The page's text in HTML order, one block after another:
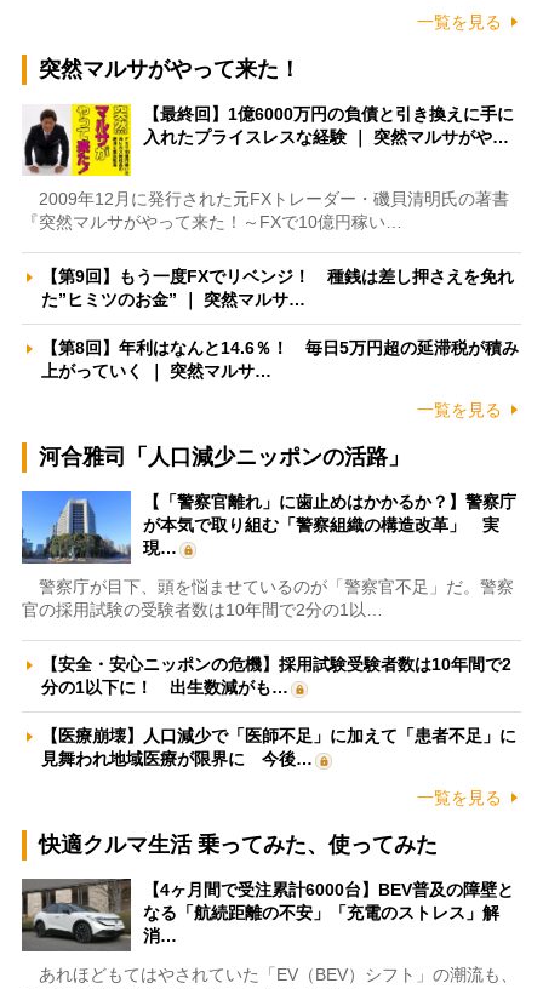
一覧を見る
突然マルサがやって来た！
【最終回】1億6000万円の負債と引き換えに手に
入れたプライスレスな経験 ｜ 突然マルサがや…
2009年12月に発行された元FXトレーダー・磯貝清明氏の著書
『突然マルサがやって来た！～FXで10億円稼い…
【第9回】もう一度FXでリベンジ！ 種銭は差し押さえを免れ
た”ヒミツのお金” ｜ 突然マルサ…
【第8回】年利はなんと14.6％！ 毎日5万円超の延滞税が積み
上がっていく ｜ 突然マルサ…
一覧を見る
河合雅司「人口減少ニッポンの活路」
【「警察官離れ」に歯止めはかかるか？】警察庁
が本気で取り組む「警察組織の構造改革」 実
現…
警察庁が目下、頭を悩ませているのが「警察官不足」だ。警察
官の採用試験の受験者数は10年間で2分の1以…
【安全・安心ニッポンの危機】採用試験受験者数は10年間で2
分の1以下に！ 出生数減がも…
【医療崩壊】人口減少で「医師不足」に加えて「患者不足」に
見舞われ地域医療が限界に 今後…
一覧を見る
快適クルマ生活 乗ってみた、使ってみた
【4ヶ月間で受注累計6000台】BEV普及の障壁と
なる「航続距離の不安」「充電のストレス」解
消…
あれほどもてはやされていた「EV（BEV）シフト」の潮流も、